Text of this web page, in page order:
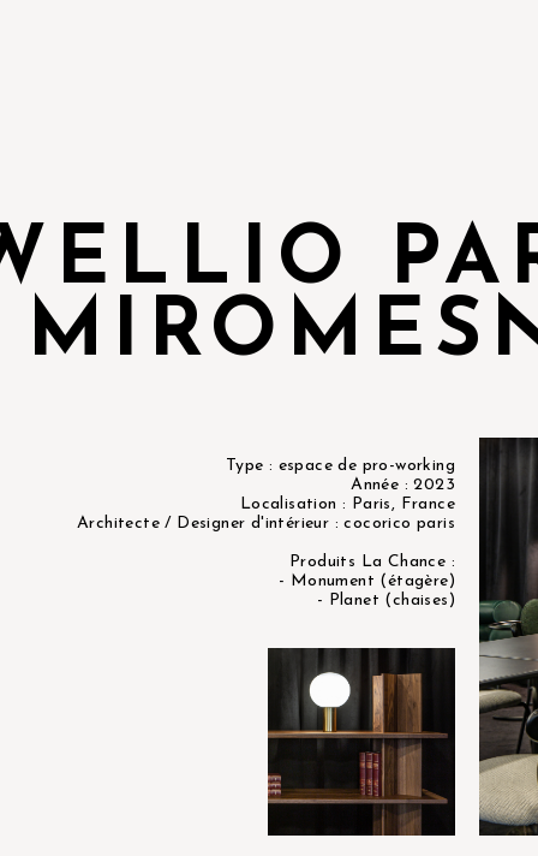
Type : espace de pro-working
Année : 2023
Localisation : Paris, France
Architecte / Designer d'intérieur : cocorico paris
Produits La Chance :
- Monument (étagère)
- Planet (chaises)